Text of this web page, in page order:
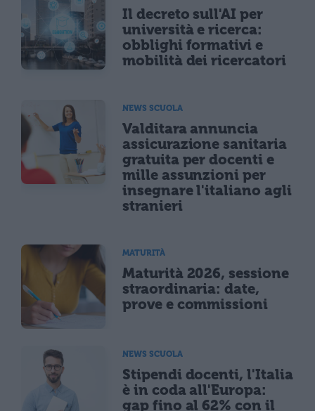
Il decreto sull'AI per
università e ricerca:
obblighi formativi e
mobilità dei ricercatori
NEWS SCUOLA
Valditara annuncia
assicurazione sanitaria
gratuita per docenti e
mille assunzioni per
insegnare l'italiano agli
stranieri
MATURITÀ
Maturità 2026, sessione
straordinaria: date,
prove e commissioni
NEWS SCUOLA
Stipendi docenti, l'Italia
è in coda all'Europa:
gap fino al 62% con il